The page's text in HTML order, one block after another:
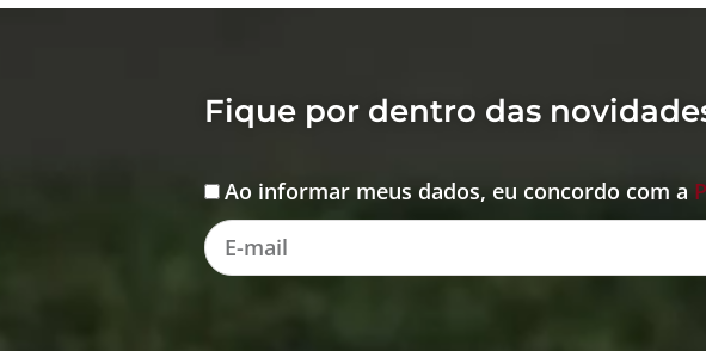
Fique por dentro das
Ao informar meus dados, eu concordo com a
E-
mail